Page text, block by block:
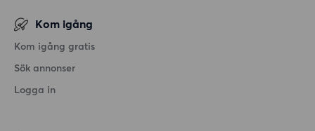
Kom igång
Kom igång gratis
Sök annonser
Logga in